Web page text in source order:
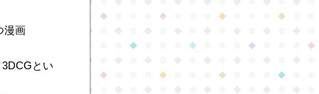
漫画
とい